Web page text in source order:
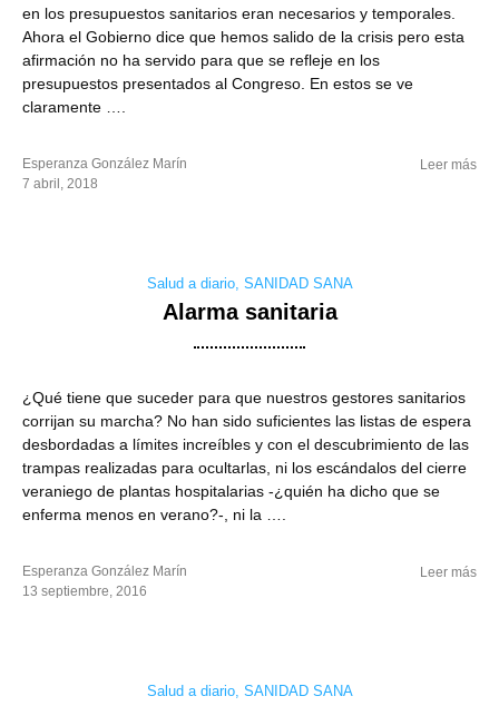
en los presupuestos sanitarios eran necesarios y temporales.
Ahora el Gobierno dice que hemos salido de la crisis pero esta
afirmación no ha servido para que se refleje en los
presupuestos presentados al Congreso. En estos se ve
claramente ….
Esperanza González Marín
7 abril, 2018
Leer más
Salud a diario, SANIDAD SANA
Alarma sanitaria
¿Qué tiene que suceder para que nuestros gestores sanitarios
corrijan su marcha? No han sido suficientes las listas de espera
desbordadas a límites increíbles y con el descubrimiento de las
trampas realizadas para ocultarlas, ni los escándalos del cierre
veraniego de plantas hospitalarias -¿quién ha dicho que se
enferma menos en verano?-, ni la ….
Esperanza González Marín
13 septiembre, 2016
Leer más
Salud a diario, SANIDAD SANA